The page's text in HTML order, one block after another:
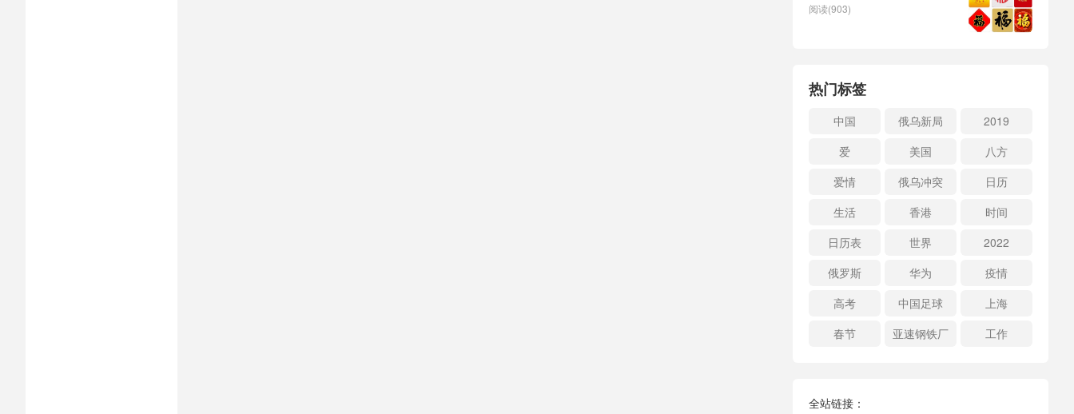
阅读(903)
热门标签
中国 俄乌新局
2019
爱
美国
八方
爱情
俄乌冲突
日历
生活
香港
时间
日历表
世界
2022
俄罗斯
华为
疫情
高考
中国足球
上海
春节
亚速钢铁厂 工作
全站链接：